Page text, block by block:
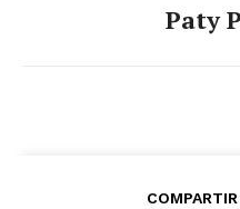
Paty